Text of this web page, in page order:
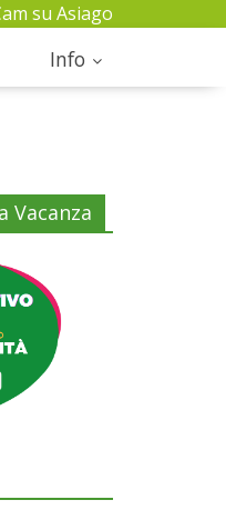
su Asiago
Info
Vacanza